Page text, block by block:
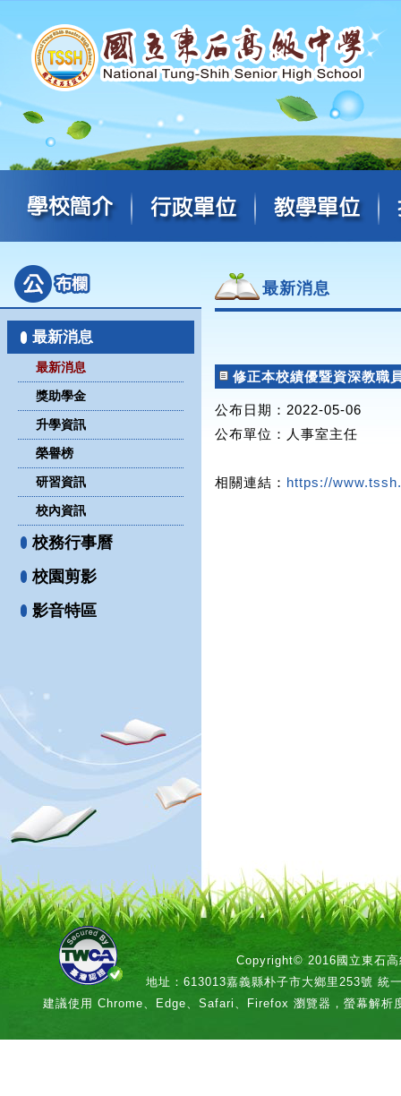
最新消息
最新消息
獎助學金
升學資訊
榮譽榜
研習資訊
校內資訊
校務行事曆
校園剪影
影音特區
最新消息
修正本校績優暨資深教職
公布日期：2022-05-06
公布單位 ：人事室主任
相關連結： https://
Copyright© 2016國立東石高
地址：613013嘉義縣朴子市大鄉里253號 統
建議使用 Chrome、Edge、Safari、Firefox 瀏覽器，螢幕解